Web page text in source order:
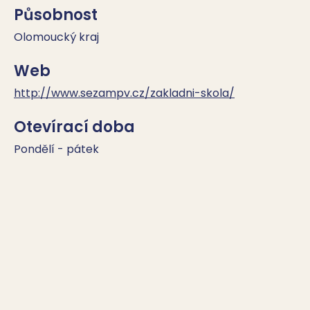
Působnost
Olomoucký kraj
Web
http://www.sezampv.cz/zakladni-skola/
Otevírací doba
Pondělí - pátek